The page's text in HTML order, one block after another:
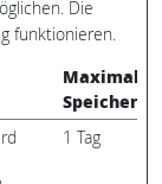
Die
funktionieren.
Maximale
1 Tag